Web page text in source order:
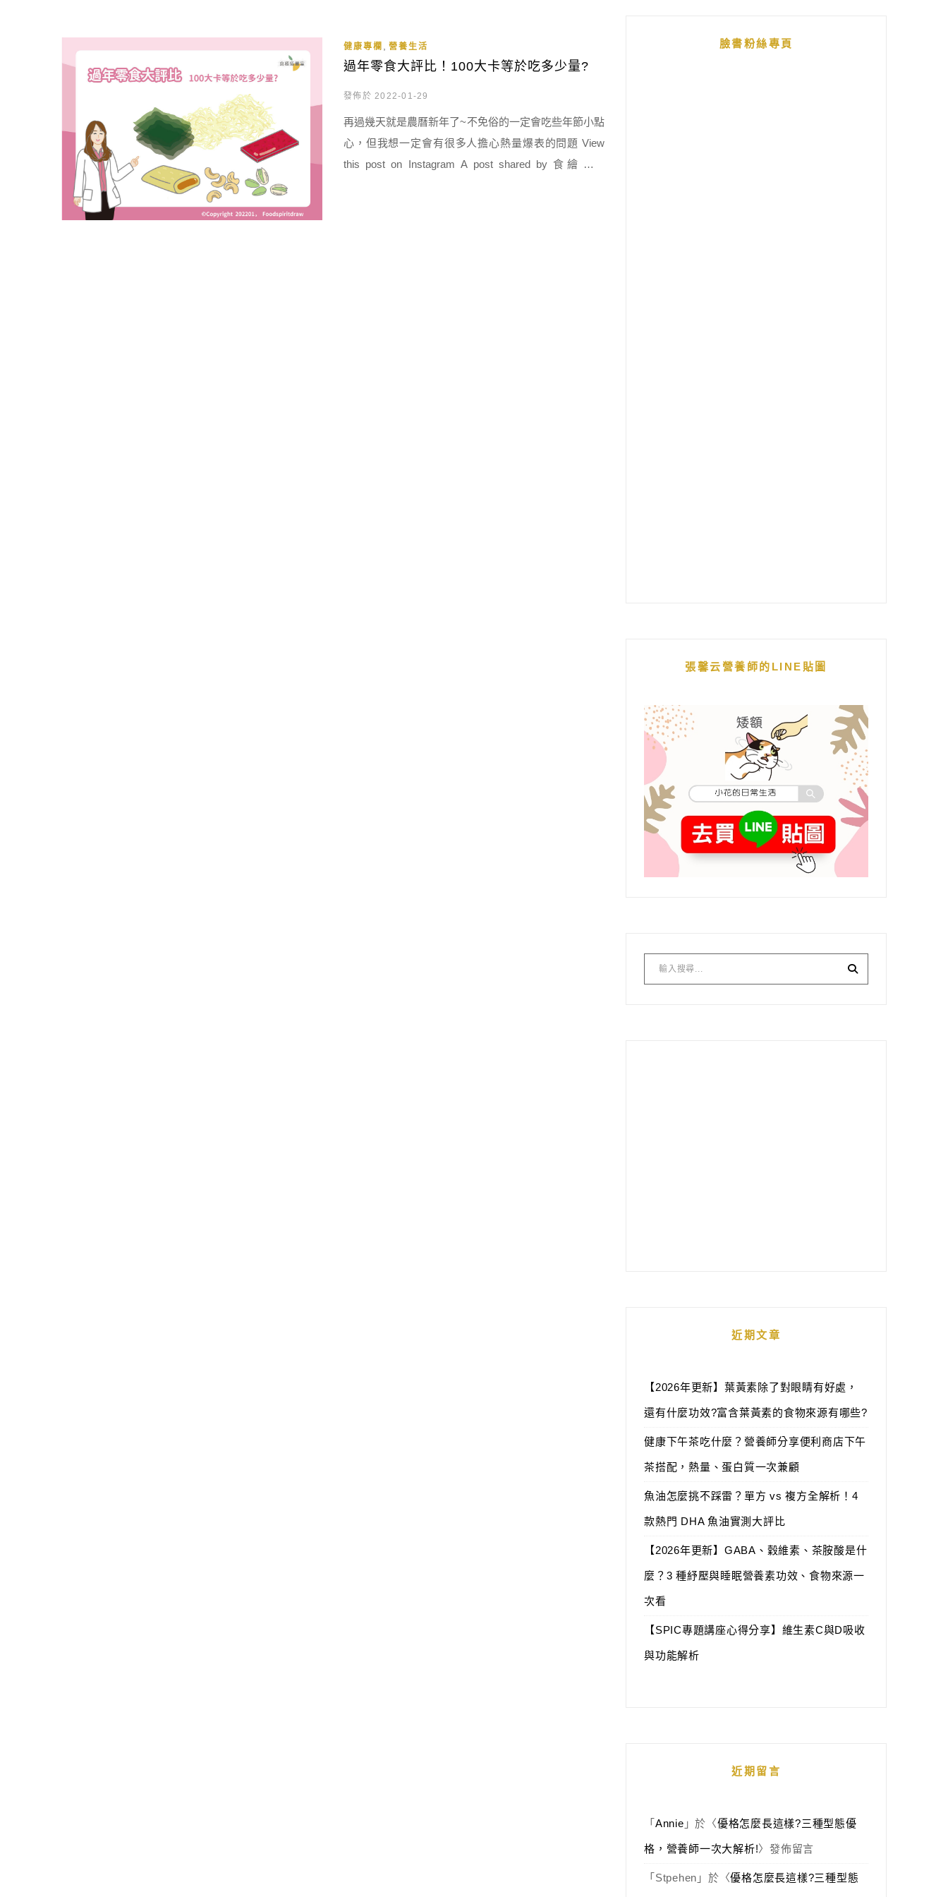
外帶回家。而較注重健康的朋友，甚至會上網找年菜教
學大全，自己做出低卡又好吃的家常年菜。然而市售傳
統年菜熱量有多少、自製健康年菜又須需掌握哪些原
健康專欄 營養生活
過年零食大評比！100大卡等於吃多少量?
發佈於 2022-01-29
再過幾天就是農曆新年了~不免俗的一定會吃些年節小點
心，但我想一定會有很多人擔心熱量爆表的問題 View
this post on Instagram A post shared by 食繪宣言
臉書粉絲專頁
張馨云營養師的LINE貼圖
近期文章
【2026年更新】葉黃素除了對眼睛有好處，
還有什麼功效?富含葉黃素的食物來源有哪些?
健康下午茶吃什麼？營養師分享便利商店下午
茶搭配，熱量、蛋白質一次兼顧
魚油怎麼挑不踩雷？單方 vs 複方全解析！4
款熱門 DHA 魚油實測大評比
【2026年更新】GABA、穀維素、茶胺酸是什
麼？3 種紓壓與睡眠營養素功效、食物來源一
次看
【SPIC專題講座心得分享】維生素C與D吸收
與功能解析
近期留言
「 Annie 」於〈優格怎麼長這樣?三種型態優
格，營養師一次大解析!〉發佈留言
「 Stpehen 」於〈優格怎麼長這樣?三種型態